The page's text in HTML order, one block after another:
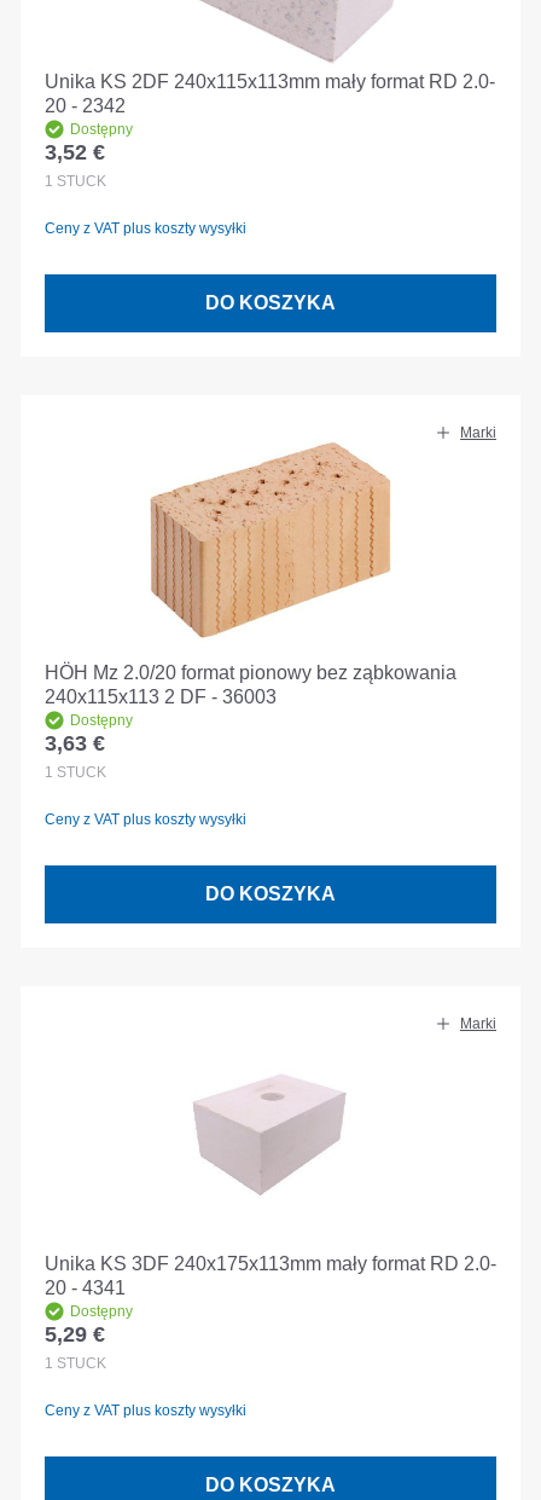
Unika KS 2DF 240x115x113mm mały format RD 2.0-
20 - 2342
Dostępny
Cena regularna:
3,52 €
1 STÜCK
Ceny z VAT plus koszty wysyłki
DO KOSZYKA
Marki
HÖH Mz 2.0/20 format pionowy bez ząbkowania
240x115x113 2 DF - 36003
Dostępny
Cena regularna:
3,63 €
1 STÜCK
Ceny z VAT plus koszty wysyłki
DO KOSZYKA
Marki
Unika KS 3DF 240x175x113mm mały format RD 2.0-
20 - 4341
Dostępny
Cena regularna:
5,29 €
1 STÜCK
Ceny z VAT plus koszty wysyłki
DO KOSZYKA